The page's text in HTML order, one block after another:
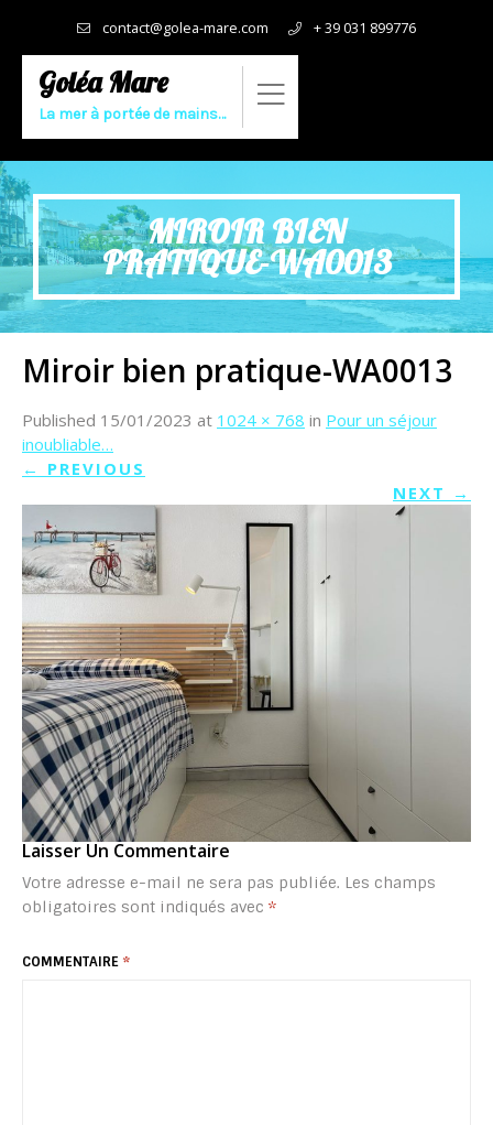
contact@golea-mare.com + 39 031 899776
Goléa Mare
La mer à portée de mains…
MIROIR BIEN
PRATIQUE-WA0013
Miroir bien pratique-WA0013
Published 15/01/2023 at 1024 × 768 in Pour un séjour
inoubliable…
← PREVIOUS
NEXT →
Laisser Un Commentaire
Votre adresse e-mail ne sera pas publiée. Les champs
obligatoires sont indiqués avec *
COMMENTAIRE *